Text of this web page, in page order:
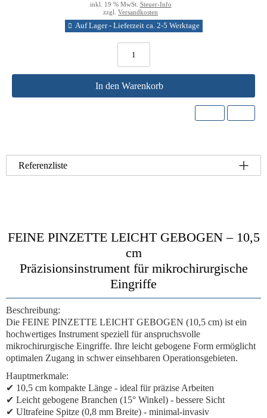
inkl. 19 % MwSt. Steuer-Info
zzgl. Versandkosten
Auf Lager - Lieferzeit ca. 2-5 Werktage
In den Warenkorb
Referenzliste
FEINE PINZETTE LEICHT GEBOGEN – 10,5
cm
Präzisionsinstrument für mikrochirurgische
Eingriffe
Beschreibung:
Die FEINE PINZETTE LEICHT GEBOGEN (10,5 cm) ist ein
hochwertiges Instrument speziell für anspruchsvolle
mikrochirurgische Eingriffe. Ihre leicht gebogene Form ermöglicht
optimalen Zugang in schwer einsehbaren Operationsgebieten.
Hauptmerkmale:
✔ 10,5 cm kompakte Länge - ideal für präzise Arbeiten
✔ Leicht gebogene Branchen (15° Winkel) - bessere Sicht
✔ Ultrafeine Spitze (0,8 mm Breite) - minimal-invasiv